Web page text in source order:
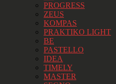
PROGRESS
ZEUS
KOMPAS
PRAKTIKO LIGHT
BE
PASTELLO
IDEA
TIMELY
MASTER